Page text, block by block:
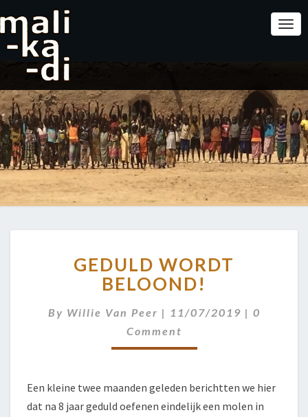
WORDT
BELOOND!
GEDULD WORDT
BELOOND!
By Willie Van Peer | 11/07/2019 | 0
Comment
Een kleine twee maanden geleden berichtten we hier
dat na 8 jaar geduld oefenen eindelijk een molen in